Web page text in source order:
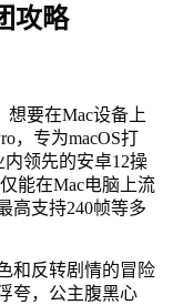
攻略
想要在Mac设备上
，专为macOS打
领先的安卓12操
能在Mac电脑上流
高支持240帧等多
和反转剧情的冒险
夸，公主腹黑心